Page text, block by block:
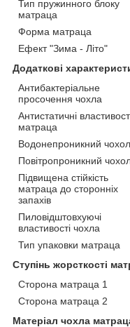
Тип пружинного блоку
матраца
Форма матраца
Ефект "Зима - Літо"
Додаткові
Антибактеріальне
просочення чохла
Антистатичні
матраца
Водонепроникний чохол
Повітропроникний
Підвищена стійкість
матраца до сторонніх
запахів
Пиловідштовхуючі
властивості чохла
Тип упаковки матраца
Ступінь жорсткості
Сторона матраца 1
Сторона матраца 2
Матеріал чохла